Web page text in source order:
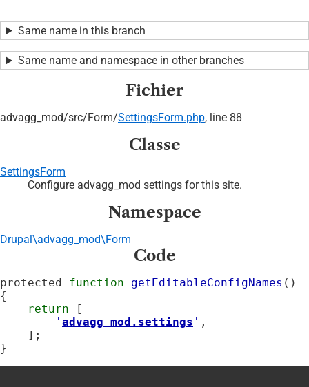
Same name in this branch
Same name and namespace in other branches
Fichier
advagg_mod/src/Form/SettingsForm.php, line 88
Classe
SettingsForm
Configure advagg_mod settings for this site.
Namespace
Drupal\advagg_mod\Form
Code
protected function getEditableConfigNames ()
{
return [
' advagg_mod.settings ' ,
}